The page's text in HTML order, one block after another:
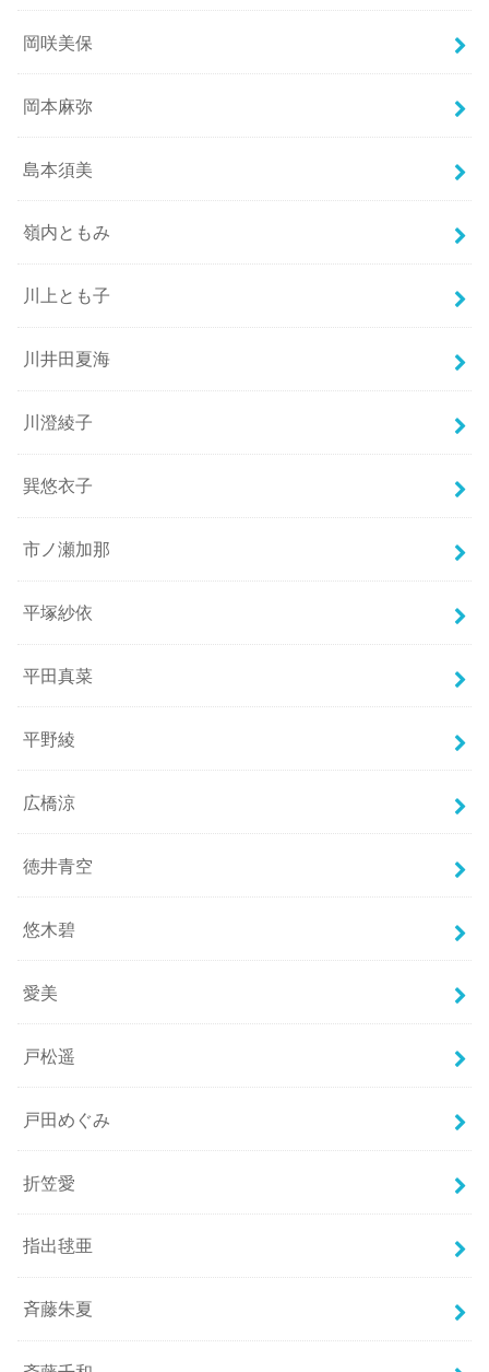
岡咲美保
岡本麻弥
島本須美
嶺内ともみ
川上とも子
川井田夏海
川澄綾子
巽悠衣子
市ノ瀬加那
平塚紗依
平田真菜
平野綾
広橋涼
徳井青空
悠木碧
愛美
戸松遥
戸田めぐみ
折笠愛
指出毬亜
斉藤朱夏